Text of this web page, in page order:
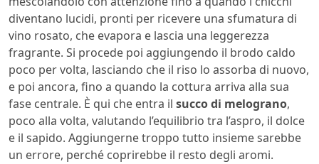
diventano lucidi, pronti per ricevere una sfumatura di
vino rosato, che evapora e lascia una leggerezza
fragrante. Si procede poi aggiungendo il brodo caldo
poco per volta, lasciando che il riso lo assorba di nuovo,
e poi ancora, fino a quando la cottura arriva alla sua
fase centrale. È qui che entra il succo di melograno,
poco alla volta, valutando l’equilibrio tra l’aspro, il dolce
e il sapido. Aggiungerne troppo tutto insieme sarebbe
un errore, perché coprirebbe il resto degli aromi.